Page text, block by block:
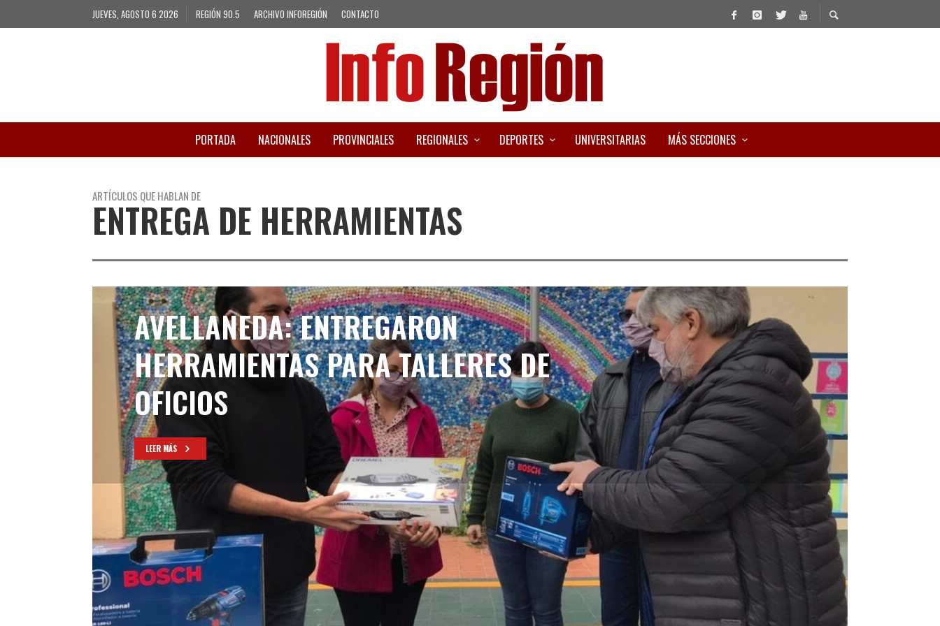
JUEVES, AGOSTO 6 2026 REGIÓN 90.5 ARCHIVO INFOREGIÓN CONTACTO
PORTADA NACIONALES PROVINCIALES REGIONALES DEPORTES UNIVERSITARIAS MÁS SECCIONES
ARTÍCULOS QUE HABLAN DE
ENTREGA DE HERRAMIENTAS
AVELLANEDA: ENTREGARON
HERRAMIENTAS PARA TALLERES DE
OFICIOS
LEER MÁS